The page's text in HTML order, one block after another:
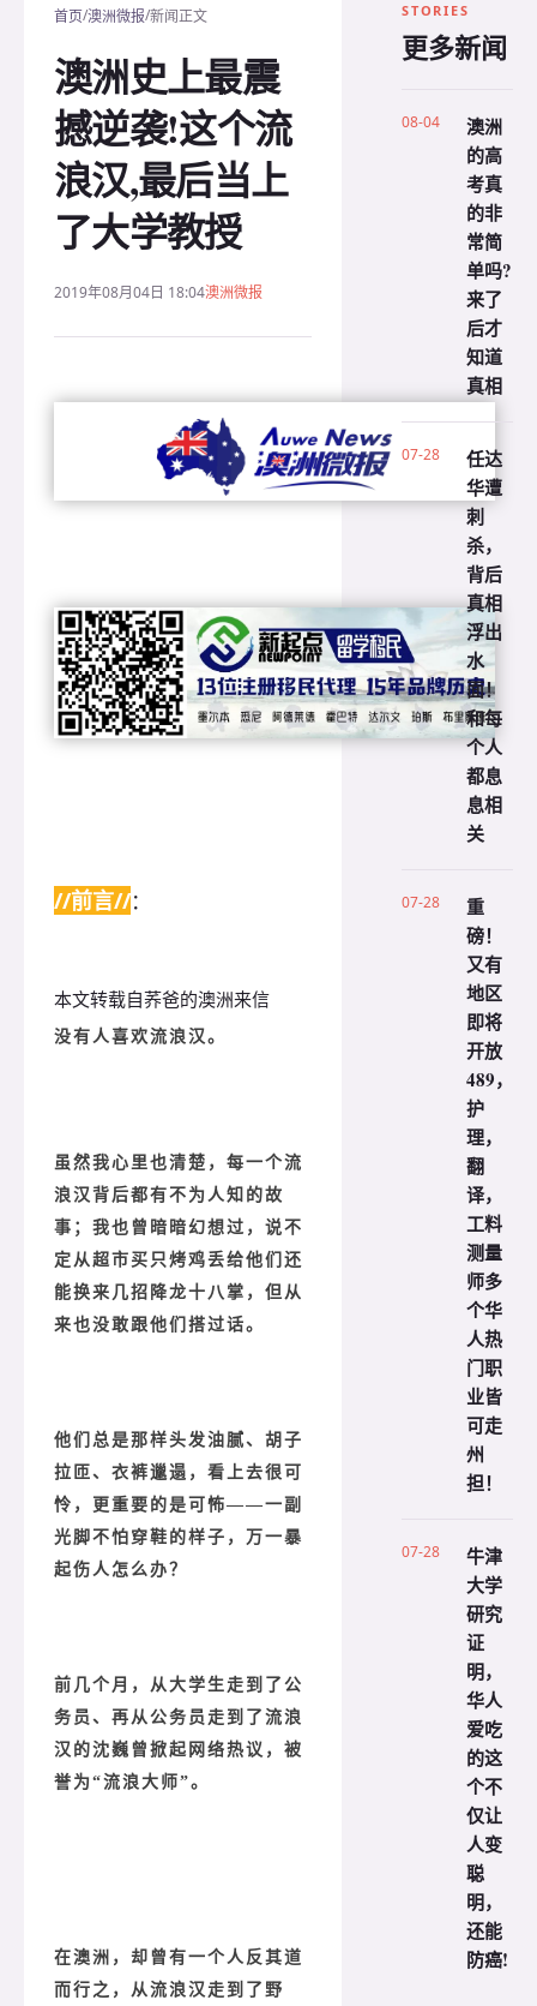
首页/澳洲微报/新闻正文
澳洲史上最震
撼逆袭!这个流
浪汉,最后当上
了大学教授
2019年08月04日 18:04澳洲微报
//前言//：
本文转载自荞爸的澳洲来信
没有人喜欢流浪汉。
虽然我心里也清楚，每一个流
浪汉背后都有不为人知的故
事；我也曾暗暗幻想过，说不
定从超市买只烤鸡丢给他们还
能换来几招降龙十八掌，但从
来也没敢跟他们搭过话。
他们总是那样头发油腻、胡子
拉匝、衣裤邋遢，看上去很可
怜，更重要的是可怖——一副
光脚不怕穿鞋的样子，万一暴
起伤人怎么办？
前几个月，从大学生走到了公
务员、再从公务员走到了流浪
汉的沈巍曾掀起网络热议，被
誉为“流浪大师”。
在澳洲，却曾有一个人反其道
而行之，从流浪汉走到了野
STORIES
更多新闻
08-04
澳洲
的高
考真
的非
常简
单吗?
来了
后才
知道
真相
07-28
任达
华遭
刺
杀，
背后
真相
浮出
水
面！
和每
个人
都息
息相
关
07-28
重
磅！
又有
地区
即将
开放
489，
护
理，
翻
译，
工料
测量
师多
个华
人热
门职
业皆
可走
州
担！
07-28
牛津
大学
研究
证
明，
华人
爱吃
的这
个不
仅让
人变
聪
明，
还能
防癌!